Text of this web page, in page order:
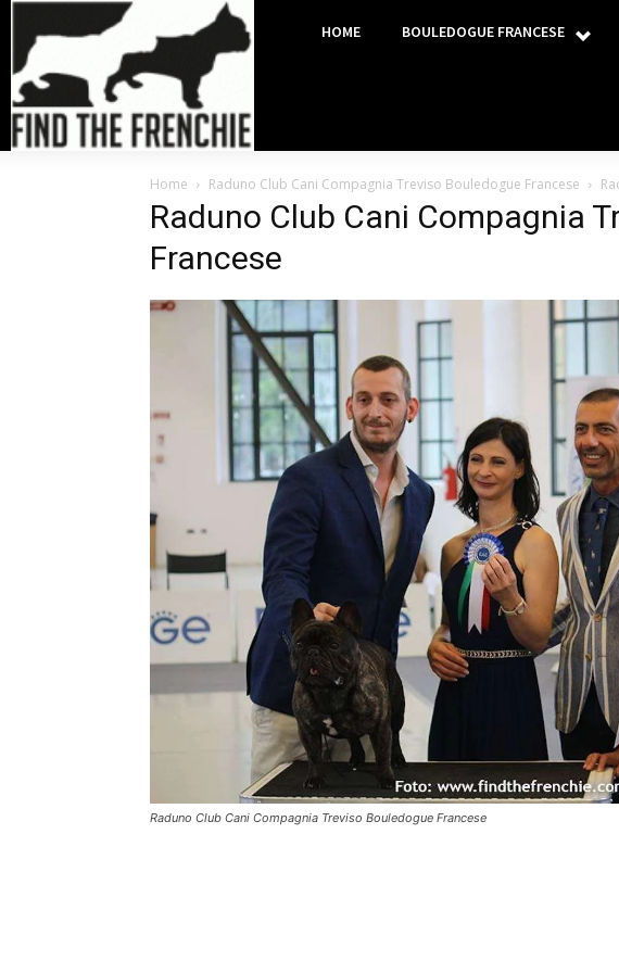
HOME BOULEDOGUE FRANCESE
Home Raduno Club Cani Compagnia Treviso Bouledogue Francese
Raduno Club Cani Compagnia
Francese
Raduno Club Cani Compagnia Treviso Bouledogue Francese